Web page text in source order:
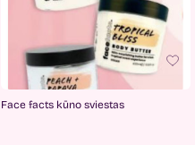
Face facts kūno sviestas